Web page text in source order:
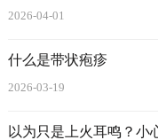
2026-04-01
什么是带状疱疹
2026-03-19
以为只是上火耳鸣？小